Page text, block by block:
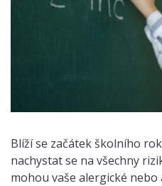
Blíží se začátek školního
nachystat se na všechny
mohou vaše alergické